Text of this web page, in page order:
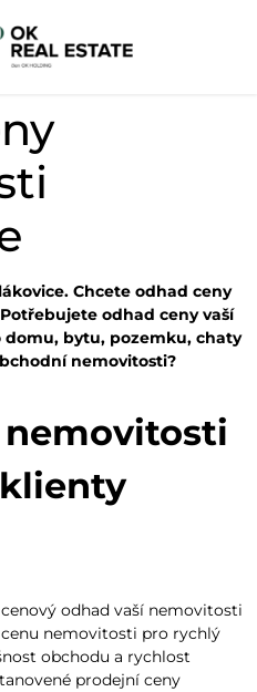
Chcete odhad ceny
odhad ceny vaší
domu, bytu, pozemku, chaty
nemovitosti?
odhad vaší nemovitosti
nemovitosti pro rychlý
obchodu a rychlost
prodejní ceny